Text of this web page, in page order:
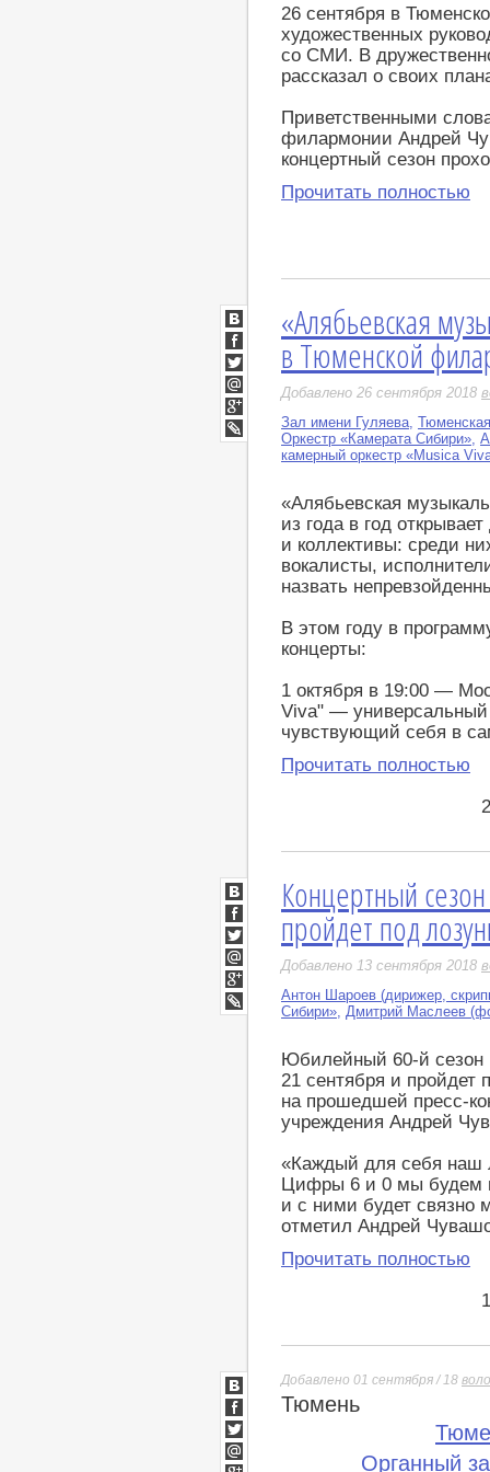
26 сентября в
художественных
со СМИ. В
рассказал о своих
Приветственными
филармонии Андрей
концертный сезон
Прочитать полностью
«Алябьевская
в Тюменской
Добавлено 26 сентября 2018
Зал имени Гуляева,
Оркестр «Камерата Сибири»,
камерный оркестр «Musica
«Алябьевская
из года в год
и коллективы: среди
вокалисты,
назвать
В этом году в
концерты:
1 октября в 19:00 —
Viva" — универсальный
чувствующий себя в
Прочитать полностью
ВКонтакте
Facebook
Twitter
Мой
Мир
Google+
LiveJournal
Концертный
пройдет под
Добавлено 13 сентября 2018
Антон Шароев (дирижер,
Сибири» Дмитрий Маслеев
Юбилейный 60-й сезон
21 сентября и
на прошедшей пресс-
учреждения Андрей
«Каждый для себя наш
Цифры 6 и 0 мы будем
и с ними будет связно
отметил Андрей
Прочитать полностью
ВКонтакте
Facebook
Twitter
Мой
Мир
Google+
LiveJournal
Добавлено 01 сентября / 18
Тюмень
Органный
ВКонтакте
Facebook
Twitter
Мой